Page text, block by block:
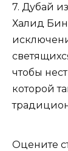
7. Дубай
Халид Бин
чтобы
которой
Оцените